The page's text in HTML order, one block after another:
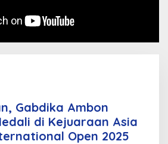
Gabdika Ambon
di Kejuaraan Asia
Open 2025